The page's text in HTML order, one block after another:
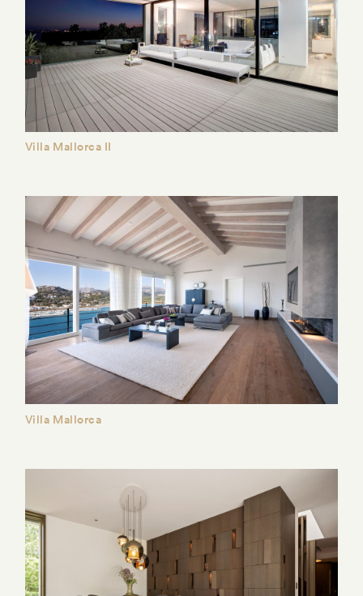
Villa Mallorca II
Villa Mallorca